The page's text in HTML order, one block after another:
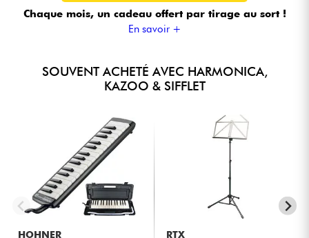
Chaque mois, un cadeau offert par tirage au sort !
En savoir +
SOUVENT ACHETÉ AVEC HARMONICA,
KAZOO & SIFFLET
HOHNER
RTX